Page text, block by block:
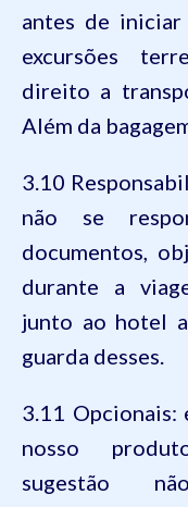
antes de iniciar
excursões
direito a
Além da
3.10
não se
documentos,
durante a
junto ao hotel
guarda desses.
3.11 Opcionais:
nosso
sugestão